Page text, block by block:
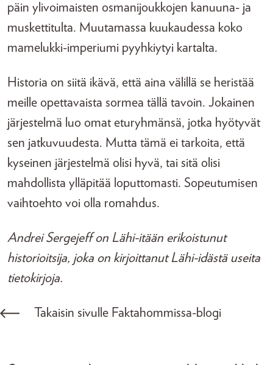
päin ylivoimaisten osmanijoukkojen kanuuna- ja
muskettitulta. Muutamassa kuukaudessa koko
mamelukki-imperiumi pyyhkiytyi kartalta.
Historia on siitä ikävä, että aina välillä se heristää
meille opettavaista sormea tällä tavoin. Jokainen
järjestelmä luo omat eturyhmänsä, jotka hyötyvät
sen jatkuvuudesta. Mutta tämä ei tarkoita, että
kyseinen järjestelmä olisi hyvä, tai sitä olisi
mahdollista ylläpitää loputtomasti. Sopeutumisen
vaihtoehto voi olla romahdus.
Andrei Sergejeff on Lähi-itään erikoistunut
historioitsija, joka on kirjoittanut Lähi-idästä useita
tietokirjoja.
Takaisin sivulle Faktahommissa-blogi